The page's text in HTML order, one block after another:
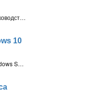
Вы столкнулись с проблемами встроенного Брандмауэра Windows 10? Тогда данное руководство поможет быстро исправить неполадки
10
Windows 10 (версия 1903 и выше) получила встроенную песочницу под названием Windows Sandbox. Песочница Windows предлагает изолированное окружение рабочего стола для безопасного запуска приложений